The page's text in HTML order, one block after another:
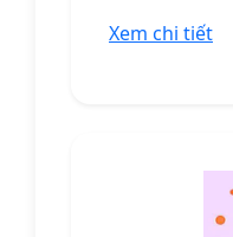
Xem chi tiết